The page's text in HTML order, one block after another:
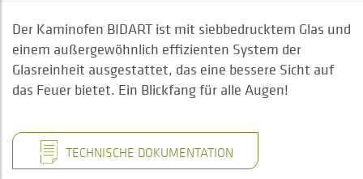
Der Kaminofen BIDART ist mit siebbedrucktem Glas und
einem außergewöhnlich effizienten System der
Glasreinheit ausgestattet, das eine bessere Sicht auf
das Feuer bietet. Ein Blickfang für alle Augen!
TECHNISCHE DOKUMENTATION